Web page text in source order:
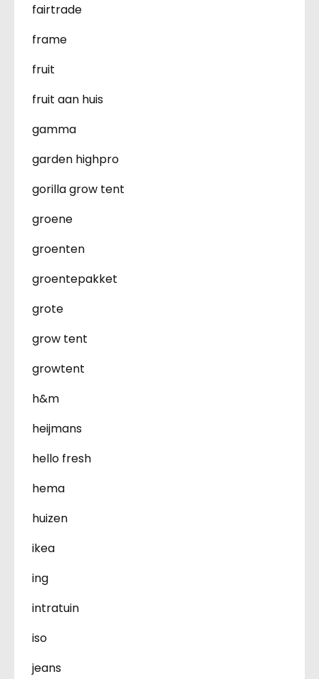
fairtrade
frame
fruit
fruit aan huis
gamma
garden highpro
gorilla grow tent
groene
groenten
groentepakket
grote
grow tent
growtent
h&m
heijmans
hello fresh
hema
huizen
ikea
ing
intratuin
iso
jeans